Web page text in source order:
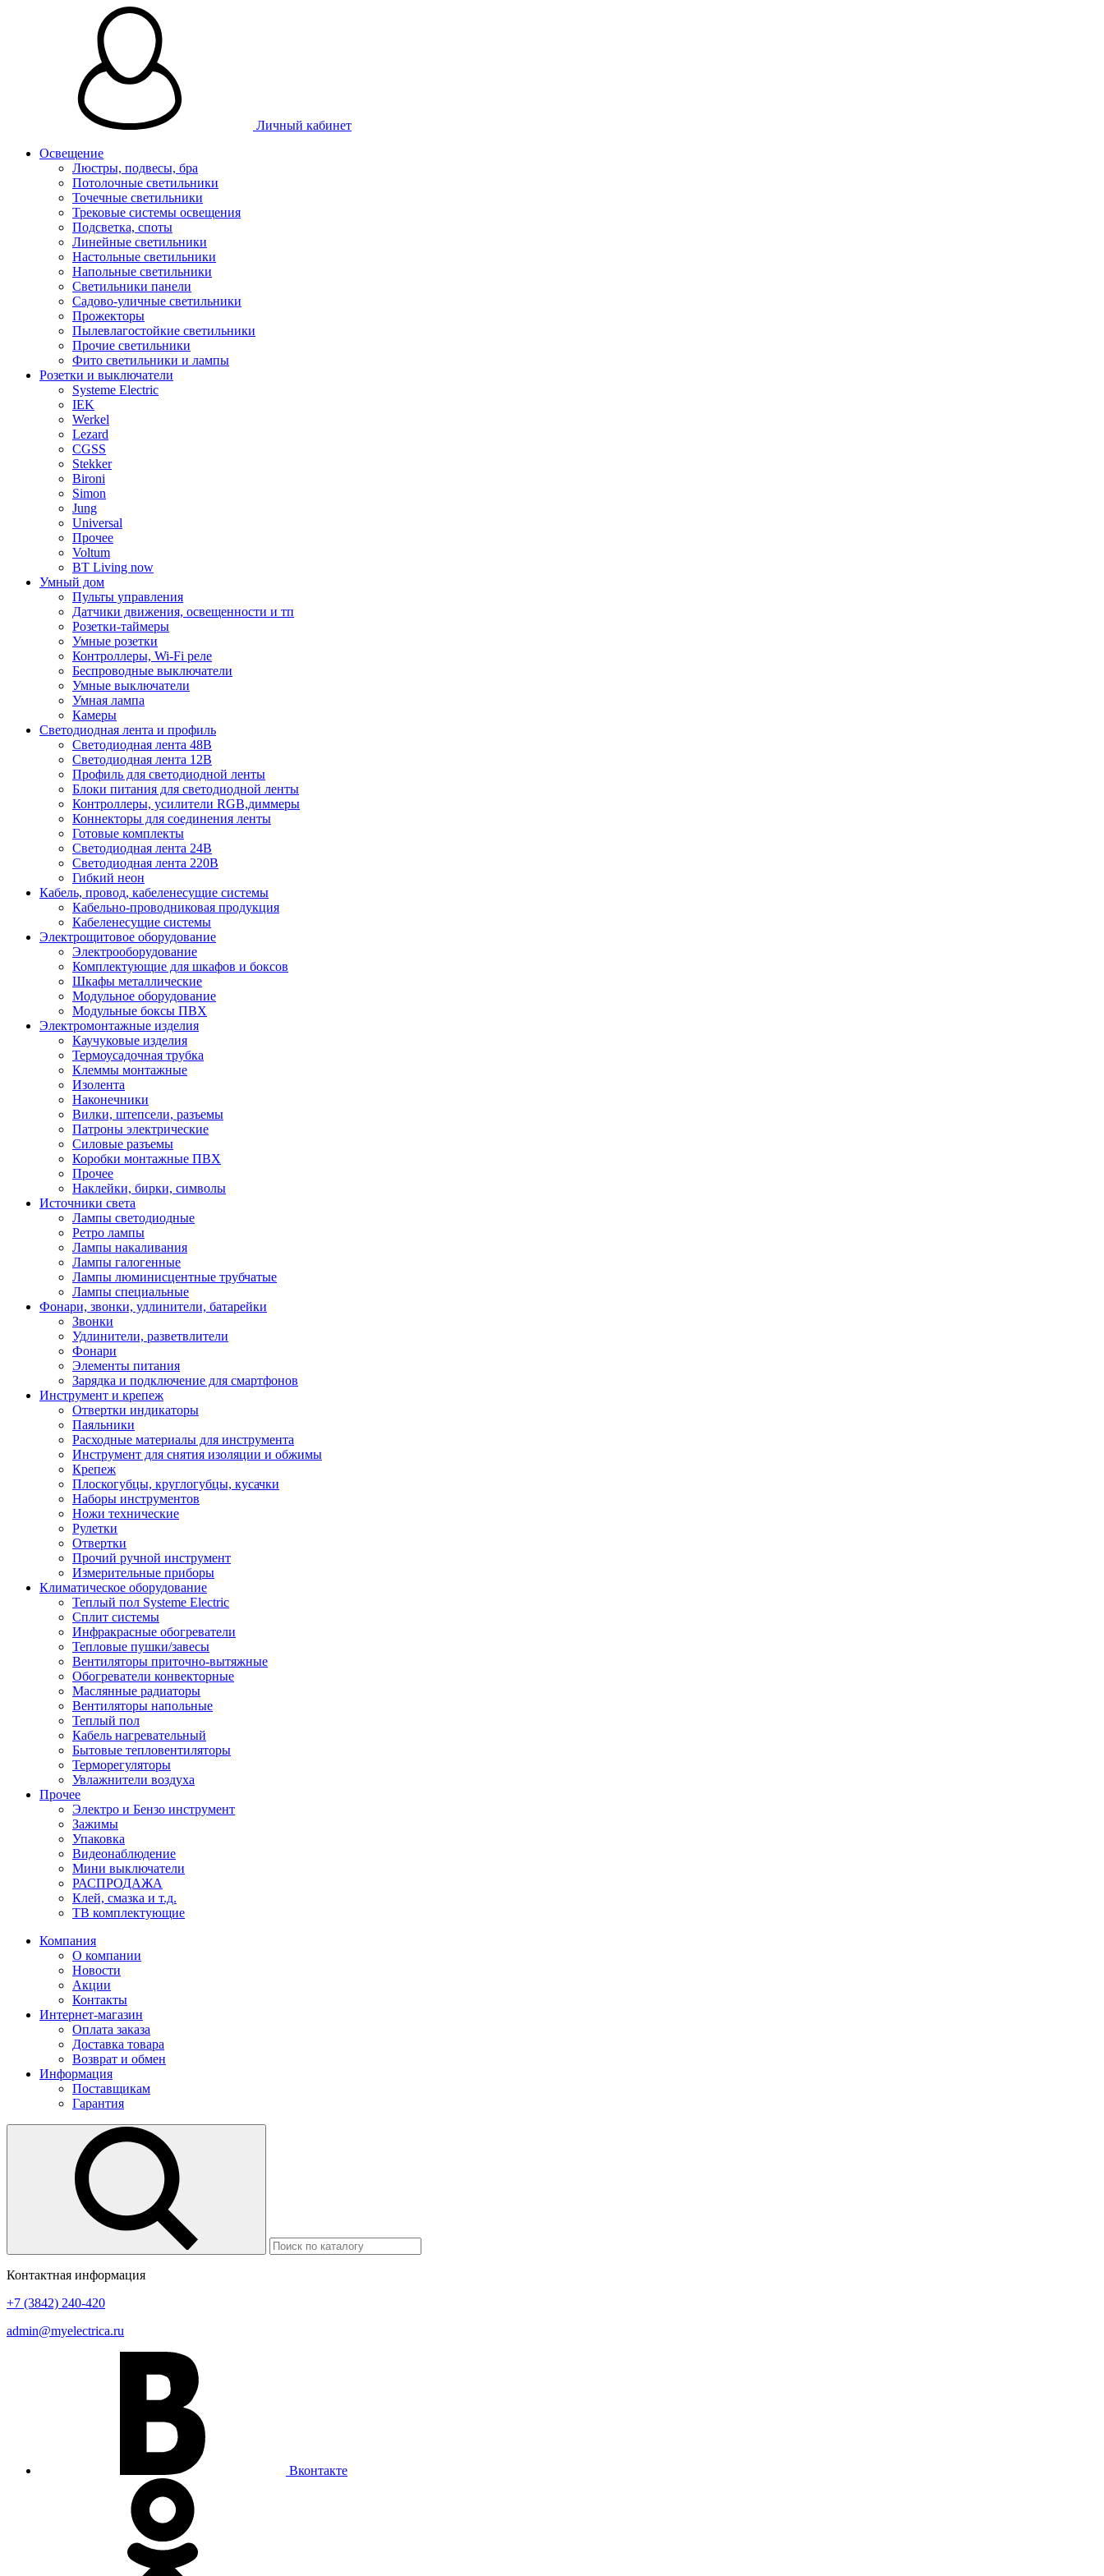
Личный кабинет
Освещение
Люстры, подвесы, бра
Потолочные светильники
Точечные светильники
Трековые системы освещения
Подсветка, споты
Линейные светильники
Настольные светильники
Напольные светильники
Светильники панели
Садово-уличные светильники
Прожекторы
Пылевлагостойкие светильники
Прочие светильники
Фито светильники и лампы
Розетки и выключатели
Systeme Electric
IEK
Werkel
Lezard
CGSS
Stekker
Bironi
Simon
Jung
Universal
Прочее
Voltum
BT Living now
Умный дом
Пульты управления
Датчики движения, освещенности и тп
Розетки-таймеры
Умные розетки
Контроллеры, Wi-Fi реле
Беспроводные выключатели
Умные выключатели
Умная лампа
Камеры
Светодиодная лента и профиль
Светодиодная лента 48В
Светодиодная лента 12В
Профиль для светодиодной ленты
Блоки питания для светодиодной ленты
Контроллеры, усилители RGB,диммеры
Коннекторы для соединения ленты
Готовые комплекты
Светодиодная лента 24В
Светодиодная лента 220В
Гибкий неон
Кабель, провод, кабеленесущие системы
Кабельно-проводниковая продукция
Кабеленесущие системы
Электрощитовое оборудование
Электрооборудование
Комплектующие для шкафов и боксов
Шкафы металлические
Модульное оборудование
Модульные боксы ПВХ
Электромонтажные изделия
Каучуковые изделия
Термоусадочная трубка
Клеммы монтажные
Изолента
Наконечники
Вилки, штепсели, разъемы
Патроны электрические
Силовые разъемы
Коробки монтажные ПВХ
Прочее
Наклейки, бирки, символы
Источники света
Лампы светодиодные
Ретро лампы
Лампы накаливания
Лампы галогенные
Лампы люминисцентные трубчатые
Лампы специальные
Фонари, звонки, удлинители, батарейки
Звонки
Удлинители, разветвлители
Фонари
Элементы питания
Зарядка и подключение для смартфонов
Инструмент и крепеж
Отвертки индикаторы
Паяльники
Расходные материалы для инструмента
Инструмент для снятия изоляции и обжимы
Крепеж
Плоскогубцы, круглогубцы, кусачки
Наборы инструментов
Ножи технические
Рулетки
Отвертки
Прочий ручной инструмент
Измерительные приборы
Климатическое оборудование
Теплый пол Systeme Electric
Сплит системы
Инфракрасные обогреватели
Тепловые пушки/завесы
Вентиляторы приточно-вытяжные
Обогреватели конвекторные
Маслянные радиаторы
Вентиляторы напольные
Теплый пол
Кабель нагревательный
Бытовые тепловентиляторы
Терморегуляторы
Увлажнители воздуха
Прочее
Электро и Бензо инструмент
Зажимы
Упаковка
Видеонаблюдение
Мини выключатели
РАСПРОДАЖА
Клей, смазка и т.д.
ТВ комплектующие
Компания
О компании
Новости
Акции
Контакты
Интернет-магазин
Оплата заказа
Доставка товара
Возврат и обмен
Информация
Поставщикам
Гарантия
Контактная информация
+7 (3842) 240-420
admin@myelectrica.ru
Вконтакте